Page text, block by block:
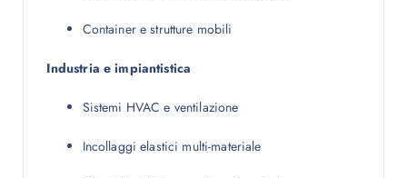
Container e strutture mobili
Industria e impiantistica
Sistemi HVAC e ventilazione
Incollaggi elastici multi-materiale